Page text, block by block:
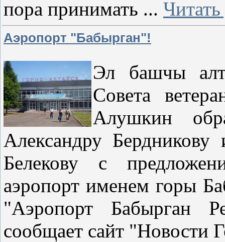
пора принимать ...
Аэропорт "Бабырган"!
Эл башчы
Совета
Алушкин
Александру
Белекову с
аэропорт именем горы
"Аэропорт Бабырган
сообщает сайт